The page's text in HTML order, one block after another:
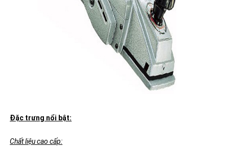
Đặc trưng nổi bật:
Chất liệu cao cấp: